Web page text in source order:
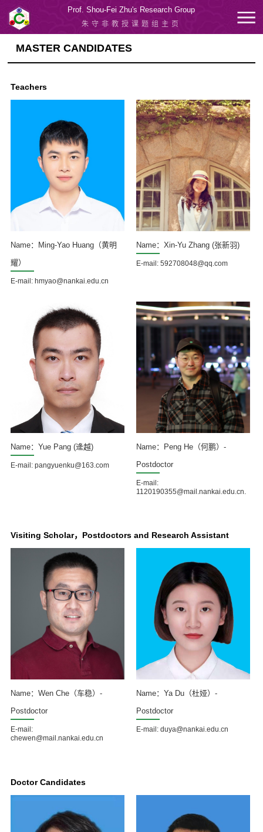
Prof. Shou-Fei Zhu's Research Group
朱守非教授课题组主页
MASTER CANDIDATES
Teachers
Name：Ming-Yao Huang（黄明
耀）
E-mail: hmyao@nankai.edu.cn
Name：Xin-Yu Zhang (张新羽)
E-mail: 592708048@qq.com
Name：Yue Pang (逄越)
E-mail: pangyuenku@163.com
Name：Peng He（何鹏）-
Postdoctor
E-mail:
1120190355@mail.nankai.edu.cn.
Visiting Scholar，Postdoctors and Research Assistant
Name：Wen Che（车稳）-
Postdoctor
E-mail:
chewen@mail.nankai.edu.cn
Name：Ya Du（杜娅）-
Postdoctor
E-mail: duya@nankai.edu.cn
Doctor Candidates